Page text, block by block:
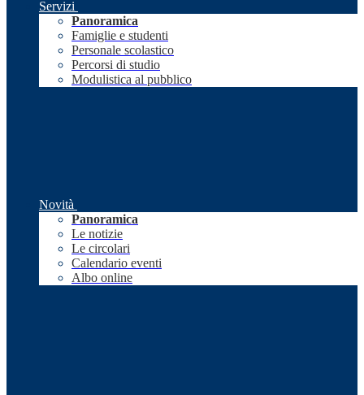
Servizi
Panoramica
Famiglie e studenti
Personale scolastico
Percorsi di studio
Modulistica al pubblico
Novità
Panoramica
Le notizie
Le circolari
Calendario eventi
Albo online